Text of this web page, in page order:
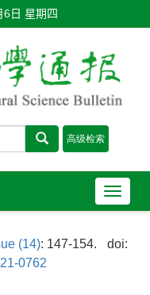
6日 星期四
导
航
换
(14): 147-154.
doi:
0762